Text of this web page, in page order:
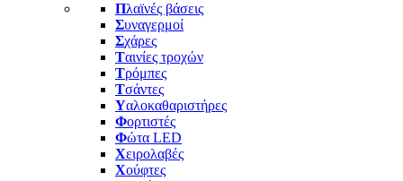
Πλαϊνές βάσεις
Συναγερμοί
Σχάρες
Ταινίες τροχών
Τρόμπες
Τσάντες
Υαλοκαθαριστήρες
Φορτιστές
Φώτα LED
Χειρολαβές
Χούφτες